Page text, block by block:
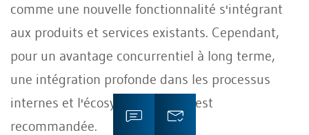
comme une nouvelle fonctionnalité s'intégrant
aux produits et services existants. Cependant,
pour un avantage concurrentiel à long terme,
une intégration profonde dans les processus
internes et l'écosystème global est
recommandée.